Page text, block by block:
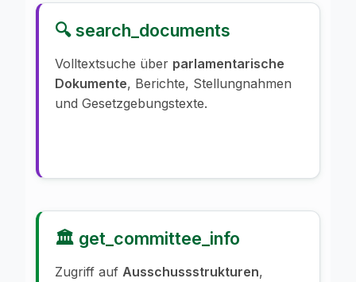
🔍 search_documents
Volltextsuche über parlamentarische
Dokumente, Berichte, Stellungnahmen
und Gesetzgebungstexte.
🏛️ get_committee_info
Zugriff auf Ausschussstrukturen,